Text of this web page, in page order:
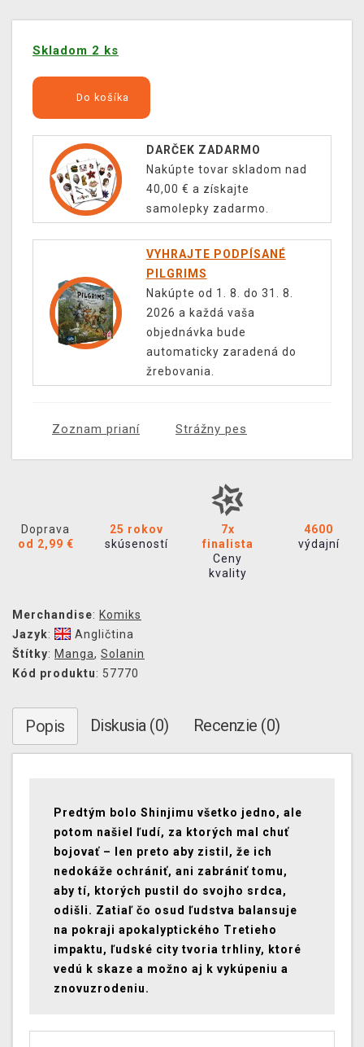
Skladom 2 ks
Do košíka
DARČEK ZADARMO
Nakúpte tovar skladom nad
40,00 € a získajte
samolepky zadarmo.
VYHRAJTE PODPÍSANÉ
PILGRIMS
Nakúpte od 1. 8. do 31. 8.
2026 a každá vaša
objednávka bude
automaticky zaradená do
žrebovania.
Zoznam prianí Strážny pes
Doprava
od 2,99 €
25 rokov
skúseností
7x
finalista
Ceny
kvality
4600
výdajní
Merchandise: Komiks
Jazyk:
Angličtina
Štítky: Manga, Solanin
Kód produktu: 57770
Popis Diskusia (0) Recenzie (0)
Predtým bolo Shinjimu všetko jedno, ale
potom našiel ľudí, za ktorých mal chuť
bojovať – len preto aby zistil, že ich
nedokáže ochrániť, ani zabrániť tomu,
aby tí, ktorých pustil do svojho srdca,
odišli. Zatiaľ čo osud ľudstva balansuje
na pokraji apokalyptického Tretieho
impaktu, ľudské city tvoria trhliny, ktoré
vedú k skaze a možno aj k vykúpeniu a
znovuzrodeniu.